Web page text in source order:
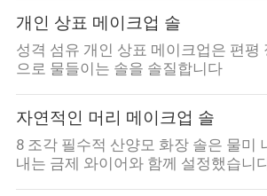
개인 상표 메이크업 솔
성격 섬유 개인 상표 메이크업은 편평
으로 물들이는 솔을 솔질합니다
자연적인 머리 메이크업 솔
8 조각 필수적 산양모 화장 솔은 물미
내는 금제 와이어와 함께 설정했습니